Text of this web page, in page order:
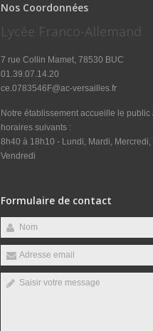
Nos Coordonnées
Lycée Franco-Allemand
7 rue Collin Mamet, 78530 BUC
01.39.07.14.20
ce.0783546F@ac-versailles.fr
Notre établissement accueille le public
horaires suivants :
8h40 à 18h10 - Lundi, Mardi, Mercredi,
Vendredi
Formulaire de contact